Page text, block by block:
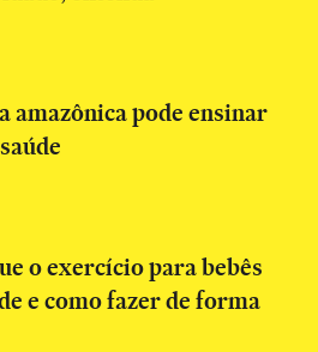
amazônica pode ensinar
o exercício para bebês
e como fazer de forma